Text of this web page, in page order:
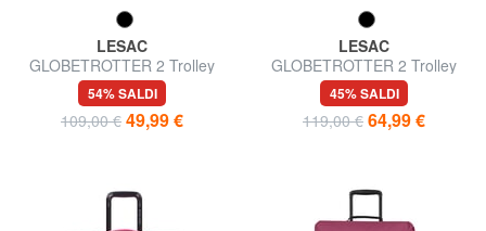
LESAC
GLOBETROTTER 2 Trolley
misura media
54% SALDI
109,00 € 49,99 €
LESAC
GLOBETROTTER 2 Trolley
misura grande
45% SALDI
119,00 € 64,99 €